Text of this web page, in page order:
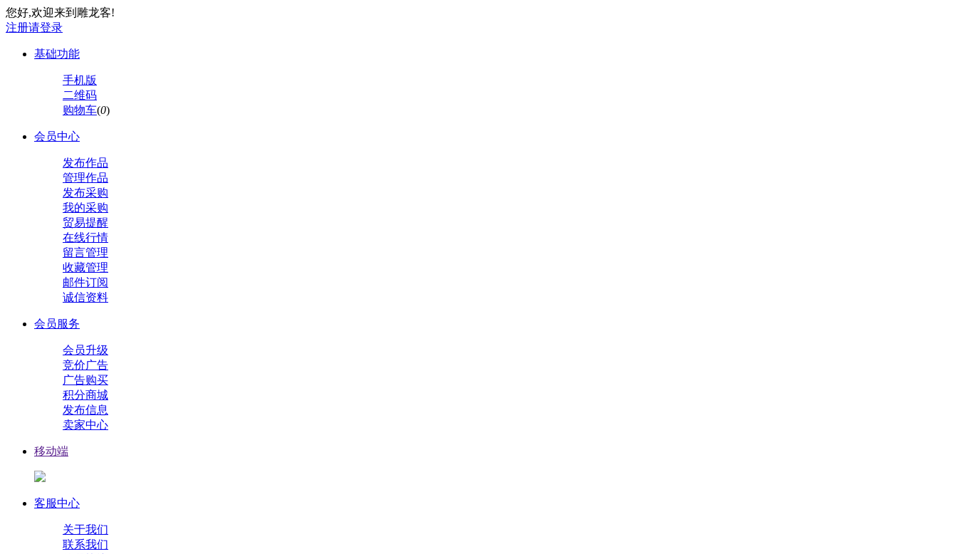
您好,欢迎来到雕龙客!
注册请登录
基础功能
手机版
二维码
购物车(0)
会员中心
发布作品
管理作品
发布采购
我的采购
贸易提醒
在线行情
留言管理
收藏管理
邮件订阅
诚信资料
会员服务
会员升级
竞价广告
广告购买
积分商城
发布信息
卖家中心
移动端
客服中心
关于我们
联系我们